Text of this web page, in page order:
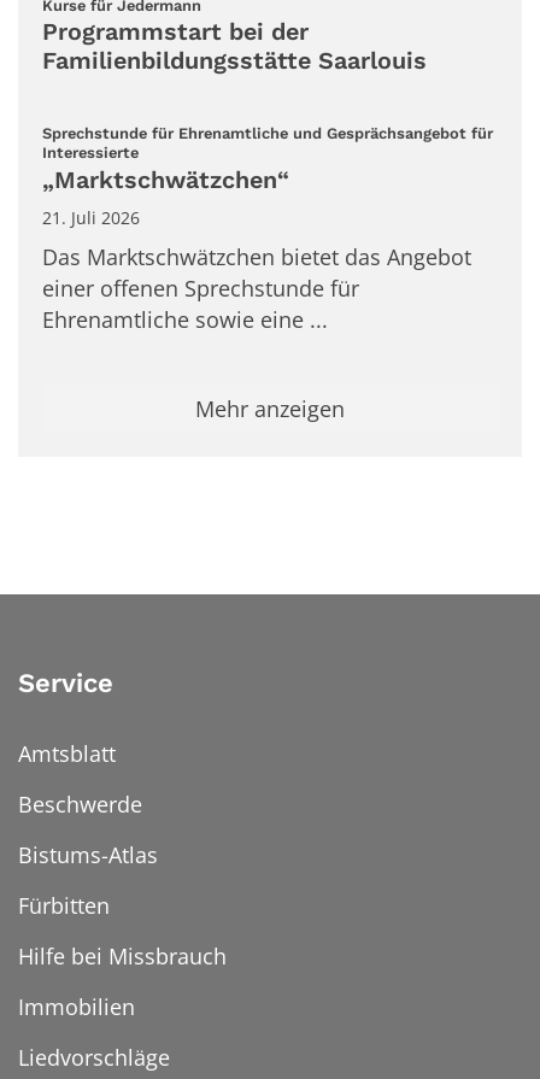
Kurse für Jedermann
Programmstart bei der
Familienbildungsstätte Saarlouis
Sprechstunde für Ehrenamtliche und Gesprächsangebot für
Interessierte:
„Marktschwätzchen“
21. Juli 2026
Das Marktschwätzchen bietet das Angebot
einer offenen Sprechstunde für
Ehrenamtliche sowie eine ...
Mehr anzeigen
Service
Amtsblatt
Beschwerde
Bistums-Atlas
Fürbitten
Hilfe bei Missbrauch
Immobilien
Liedvorschläge